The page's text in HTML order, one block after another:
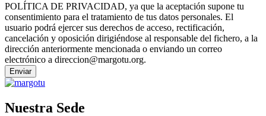
POLÍTICA DE PRIVACIDAD, ya que la aceptación supone tu
consentimiento para el tratamiento de tus datos personales. El
usuario podrá ejercer sus derechos de acceso, rectificación,
cancelación y oposición dirigiéndose al responsable del fichero, a la
dirección anteriormente mencionada o enviando un correo
electrónico a direccion@margotu.org.
Enviar
Nuestra Sede